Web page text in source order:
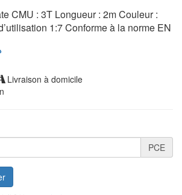
CMU : 3T Longueur : 2m Couleur :
1:7 Conforme à la norme EN
Livraison à domicile
PCE